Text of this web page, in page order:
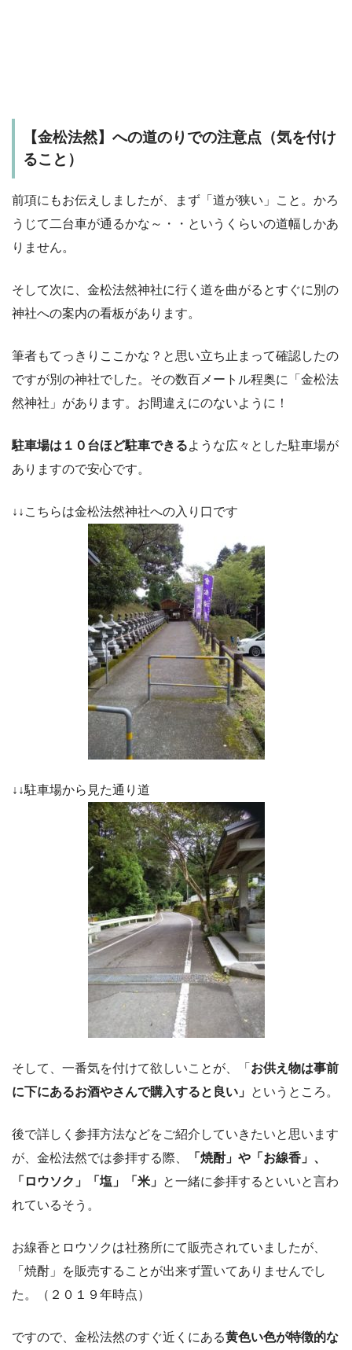
【金松法然】への道のりでの注意点（気を付け
ること）
前項にもお伝えしましたが、まず 「道が狭い」こと 。かろ
うじて二台車が通るかな～・・というくらいの道幅しかあ
りません。
そして次に、 金松法然神社に行く道を曲がるとすぐに別の
神社への案内の看板があります。
筆者もてっきりここかな？と思い立ち止まって確認したの
ですが別の神社でした。その数百メートル程奥に「金松法
然神社」があります。お間違えにのないように！
駐車場は１０台ほど駐車できるような広々とした駐車場が
ありますので安心です。
↓↓こちらは金松法然神社への入り口です
↓↓駐車場から見た通り道
そして、一番気を付けて欲しいことが、「 お供え物は事前
に下にあるお酒やさんで購入すると良い」 というところ。
後で詳しく参拝方法などをご紹介していきたいと思います
が、金松法然では参拝する際、
「焼酎」や「お線香」、
「ロウソク」「塩」「米」 と一緒に参拝するといいと言わ
れているそう。
お線香とロウソクは社務所にて販売されていましたが、
「焼酎」を販売することが出来ず置いてありませんでし
た。（２０１９年時点）
ですので、金松法然のすぐ近くにある黄色い色が特徴的な